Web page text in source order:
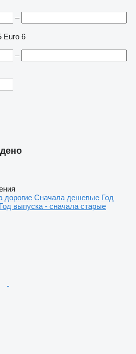
–
Euro 6
–
дорогие Сначала дешевые Год
Год выпуска - сначала старые